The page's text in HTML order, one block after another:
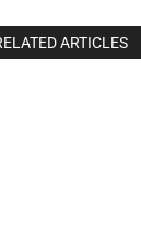
ARTICLES